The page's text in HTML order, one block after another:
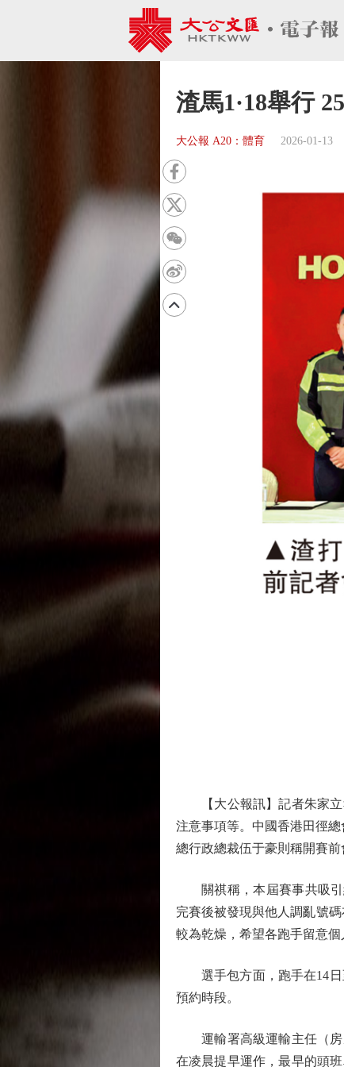
渣馬1·18舉行
大公報 A20：體育 2026-01-13
【大公報訊】記者朱家立報
注意事項等。中國香港田徑
總行政總裁伍于豪則稱開賽
關祺稱，本屆賽事共吸引
完賽後被發現與他人調亂號
較為乾燥，希望各跑手留意個
選手包方面，跑手在14日
預約時段。
運輸署高級運輸主任（房
在凌晨提早運作，最早的頭